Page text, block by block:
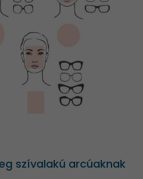
szívalakú arcúaknak